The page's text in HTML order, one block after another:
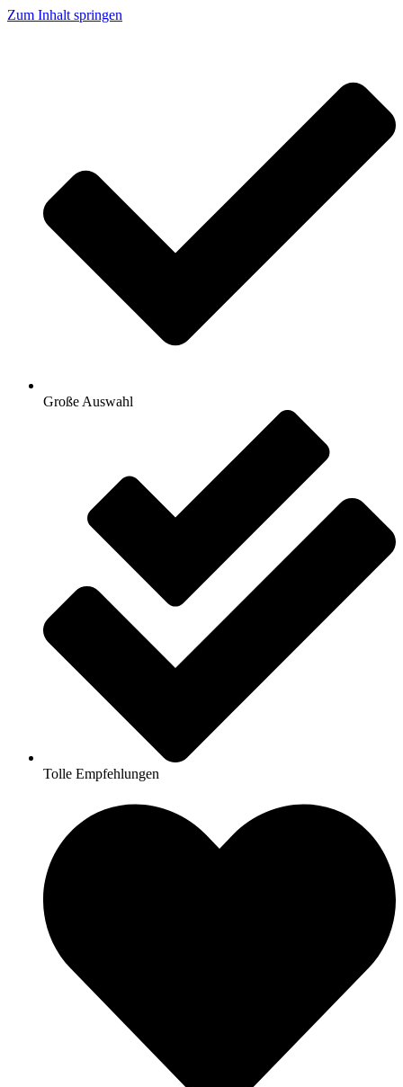
Zum Inhalt springen
Große Auswahl
Tolle Empfehlungen